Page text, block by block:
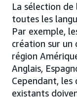
La sélection
toutes les
Par exemple,
création sur un
région
Anglais,
Cependant, les
existants